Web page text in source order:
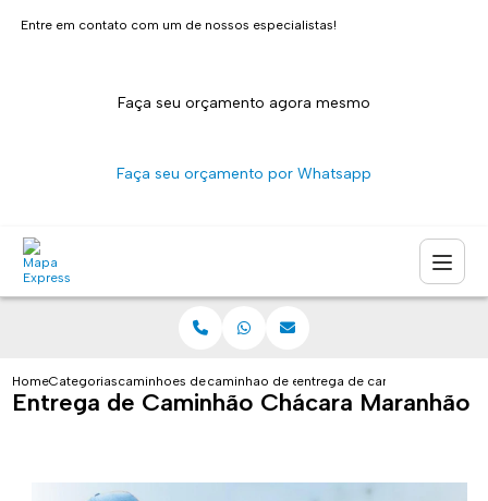
Entre em contato com um de nossos especialistas!
Faça seu orçamento agora mesmo
Faça seu orçamento por Whatsapp
HomeCategoriascaminhoes de entregacaminhao de entrega sao paulo
entrega de caminhao chacara
Entrega de Caminhão Chácara Maranhão